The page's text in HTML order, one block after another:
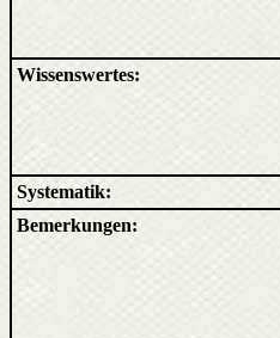
Wissenswertes:
Systematik:
Bemerkungen: